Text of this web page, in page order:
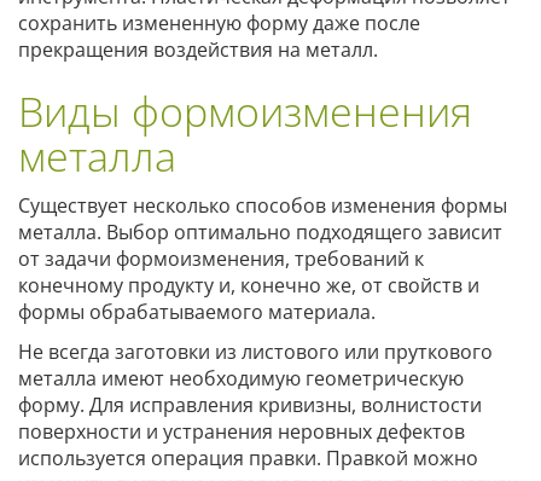
сохранить измененную форму даже после
прекращения воздействия на металл.
Виды формоизменения
металла
Существует несколько способов изменения формы
металла. Выбор оптимально подходящего зависит
от задачи формоизменения, требований к
конечному продукту и, конечно же, от свойств и
формы обрабатываемого материала.
Не всегда заготовки из листового или пруткового
металла имеют необходимую геометрическую
форму. Для исправления кривизны, волнистости
поверхности и устранения неровных дефектов
используется операция правки. Правкой можно